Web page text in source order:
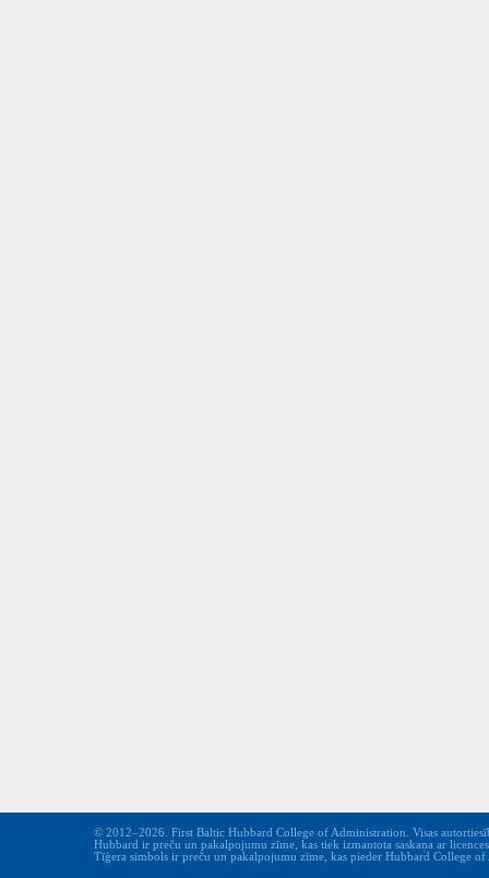
© 2012–2026. First Baltic Hubbard College of Administration. Visas
Hubbard ir preču un pakalpojumu zīme, kas tiek izmantota saskaņa ar
Tīģera simbols ir preču un pakalpojumu zīme, kas pieder Hubbard College